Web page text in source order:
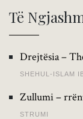
Të
Drejtësia –
SHEHUL-ISLAM
Zullumi –
STRUMI